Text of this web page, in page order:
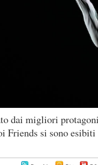
dai migliori
Friends si sono